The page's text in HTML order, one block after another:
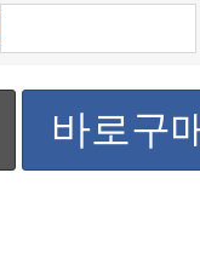
바로구